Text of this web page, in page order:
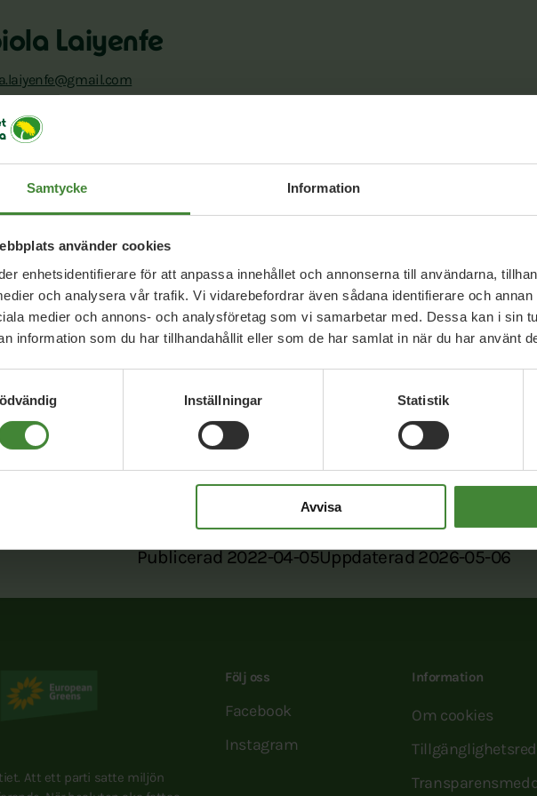
Samtycke Information
använder cookies
enhetsidentifierare för att anpassa innehållet och annonserna till användarna,
och analysera vår trafik. Vi vidarebefordrar även sådana identifierare och
medier och annons- och analysföretag som vi samarbetar med. Dessa kan i sin
information som du har tillhandahållit eller som de har samlat in när du har använt
Inställningar Statistik
Avvisa
Laiyenfe
Dela denna sida och hjälp oss
Publicerad 2022-04-05Uppdaterad 2026-05-06
Att ett parti satte miljön
Följ oss
Facebook
Instagram
Information
Om cookies